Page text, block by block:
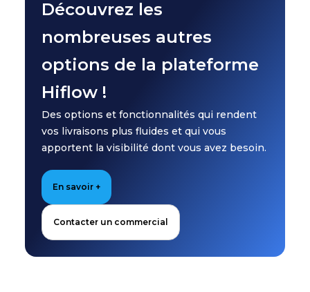
Découvrez les
nombreuses autres
options de la plateforme
Hiflow !
Des options et fonctionnalités qui rendent
vos livraisons plus fluides et qui vous
apportent la visibilité dont vous avez besoin.
En savoir +
Contacter un commercial